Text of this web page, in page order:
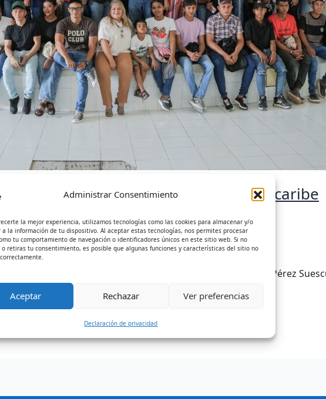
Administrar Consentimiento
la mejor experiencia, utilizamos tecnologías como las cookies para almacenar y/o
a la información de tu dispositivo. Al aceptar estas tecnologías, nos permites procesar
tu comportamiento de navegación o identificadores únicos en este sitio web. Si no
o retiras tu consentimiento, es posible que algunas funciones y características del sitio no
Aceptar Rechazar Ver preferencias
Declaración de privacidad
Abad (Sucre) inició la historia de Unicaribe
PEÑA
Pedro Martelo, el rector de Unicaribe, Leonardo Pérez
el inicio de […]